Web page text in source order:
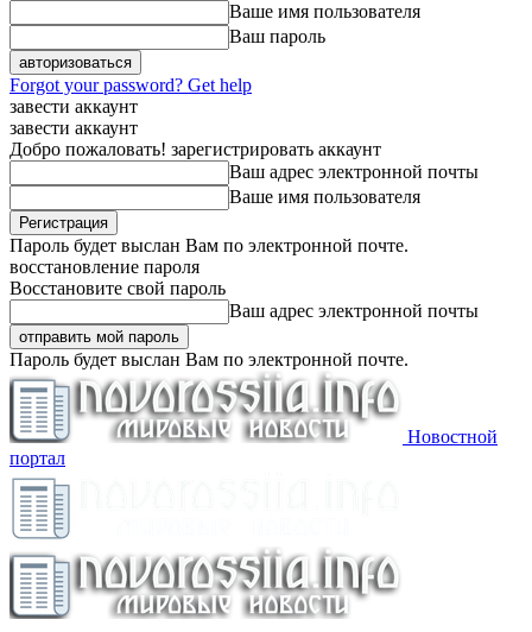
Ваше имя пользователя
Ваш пароль
Forgot your password? Get help
завести аккаунт
завести аккаунт
Добро пожаловать! зарегистрировать аккаунт
Ваш адрес электронной почты
Ваше имя пользователя
Пароль будет выслан Вам по электронной почте.
восстановление пароля
Восстановите свой пароль
Ваш адрес электронной почты
Пароль будет выслан Вам по электронной почте.
Новостной
портал